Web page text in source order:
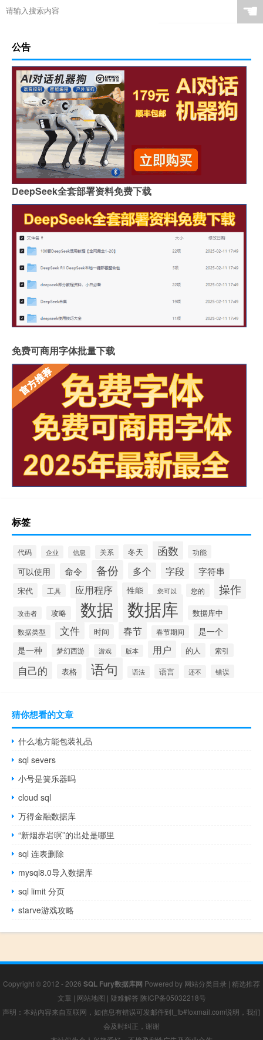
☚
公告
DeepSeek全套部署资料免费下载
免费可商用字体批量下载
标签
代码 企业 信息 关系 冬天 函数 功能
可以使用 命令 备份 多个 字段 字符串
宋代 工具 应用程序 性能 您可以 您的 操作
攻击者 攻略 数据 数据库 数据库中
数据类型 文件 时间 春节 春节期间
是一个
是一种
梦幻西游 游戏 版本 用户 的人 索引
自己的 表格 语句 语法 语言 还不 错误
猜你想看的文章
什么地方能包装礼品
sql severs
小号是簧乐器吗
cloud sql
万得金融数据库
“新烟赤岩暝”的出处是哪里
sql 连表删除
mysql8.0导入数据库
sql limit 分页
starve游戏攻略
Copyright © 2012 - 2026 SQL Fury数据库网 Powered by 网站分类目录 | 精选推荐
文章 | 网站地图 | 疑难解答 陕ICP备05032218号
声明：本站内容来自互联网，如信息有错误可发邮件到f_fb#foxmail.com说明，我们
会及时纠正，谢谢